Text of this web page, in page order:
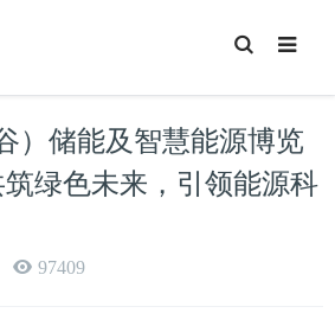
T
o
g
e
S
e
a
r
）储能及智慧能源博览
绿色未来，引领能源科
97409